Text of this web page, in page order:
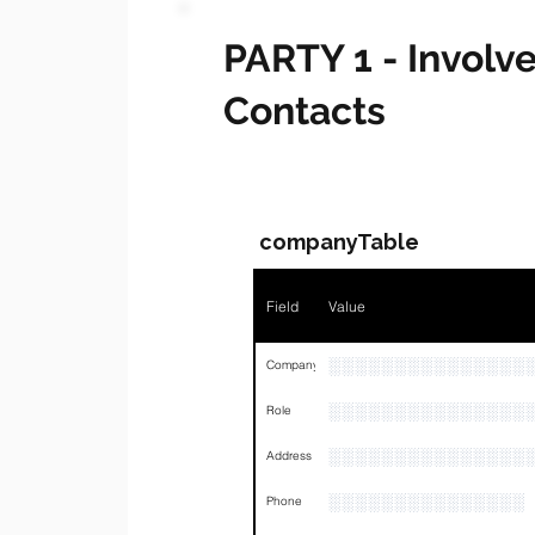
PARTY 1 -
Contacts
companyTable
Field Value
Company
Role
Address
Phone ░░░░░░░░░░░░░░░